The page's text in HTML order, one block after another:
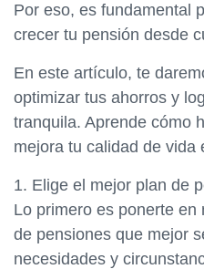
Por eso, es fundamental
crecer tu pensión desde
En este artículo, te
optimizar tus ahorros y
tranquila. Aprende cómo
mejora tu calidad de vida
1. Elige el mejor plan de
Lo primero es ponerte
de pensiones que mejor
necesidades y